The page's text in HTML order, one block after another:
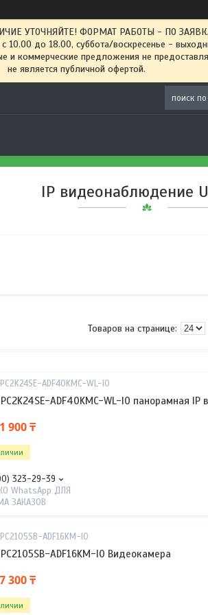
УТОЧНЯЙТЕ! ФОРМАТ РАБОТЫ - ПО ЗАЯВКАМ
10.00 до 18.00, суббота/воскресенье -
коммерческие предложения не
не является публичной офертой.
IP видеонаблюдение
IPC2K24SE-ADF40KMC-WL-I0
ADF40KMC-WL-I0 панорамная IP
900 ₸
323-29-39
WhatsApp ДЛЯ
ЗАКАЗОВ
IPC2105SB-ADF16KM-I0
ADF16KM-I0 Видеокамера
300 ₸